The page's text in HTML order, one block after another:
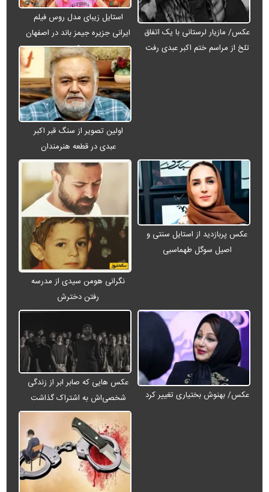
عکس/ مازیار لرستانی با یک اتفاق
تلخ از مراسم ختم اکبر عبدی رفت
استایل زیبای مدل روس فیلم
ایرانی جزیره جیمز باند در اصفهان
+ عکس
اولین تصویر از سنگ قبر اکبر
عبدی در قطعه هنرمندان
عکس پربازدید از استایل سنتی و
اصیل سوگل طهماسبی
نگرانی هومن سیدی از مدرسه
رفتن دخترش
عکس/ بهنوش بختیاری تغییر کرد
عکس هایی که صابر ابر از زندگی
شخصی‌اش به اشتراک گذاشت